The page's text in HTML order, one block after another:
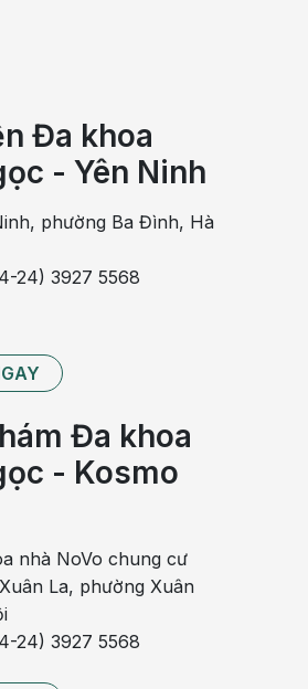
Đa khoa
- Yên Ninh
phường Ba Đình, Hà
24) 3927 5568
Đa khoa
- Kosmo
nhà NoVo chung cư
La, phường Xuân
24) 3927 5568